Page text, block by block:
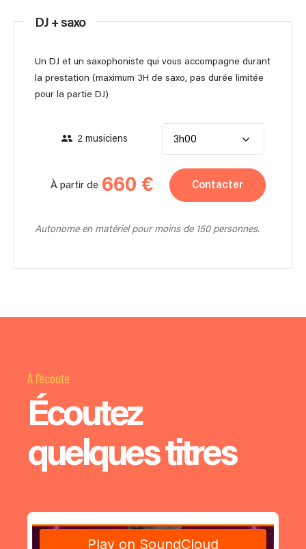
DJ + saxo
Un DJ et un saxophoniste qui vous accompagne durant
la prestation (maximum 3H de saxo, pas durée limitée
pour la partie DJ)
2 musiciens 3h00
À partir de 660 € Contacter
Autonome en matériel pour moins de 150 personnes.
À l'écoute
Écoutez
quelques titres